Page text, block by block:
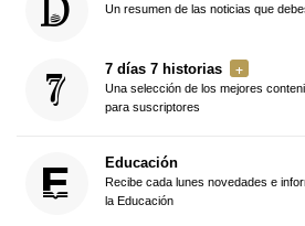
Un resumen de las noticias que
7 días 7 historias
Una selección de los mejores
para suscriptores
Educación
Recibe cada lunes novedades e
la Educación